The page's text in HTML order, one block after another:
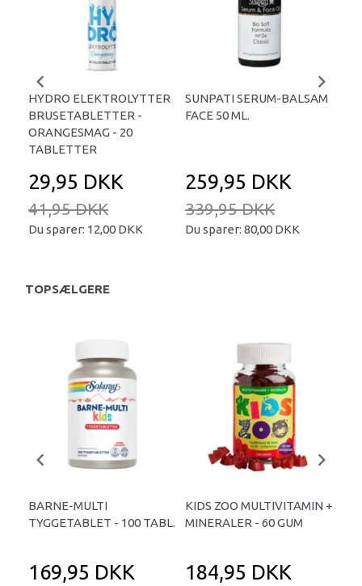
HYDRO ELEKTROLYTTER
BRUSETABLETTER -
ORANGESMAG - 20
TABLETTER
29,95 DKK
41,95 DKK
Du sparer: 12,00 DKK
SUNPATI SERUM-BALSAM
FACE 50 ML.
259,95 DKK
339,95 DKK
Du sparer: 80,00 DKK
TOPSÆLGERE
BARNE-MULTI
TYGGETABLET - 100 TABL.
169,95 DKK
KIDS ZOO MULTIVITAMIN +
MINERALER - 60 GUM
184,95 DKK